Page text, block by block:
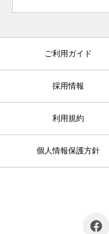
ご利用ガイド
採用情報
利用規約
個人情報保護方針